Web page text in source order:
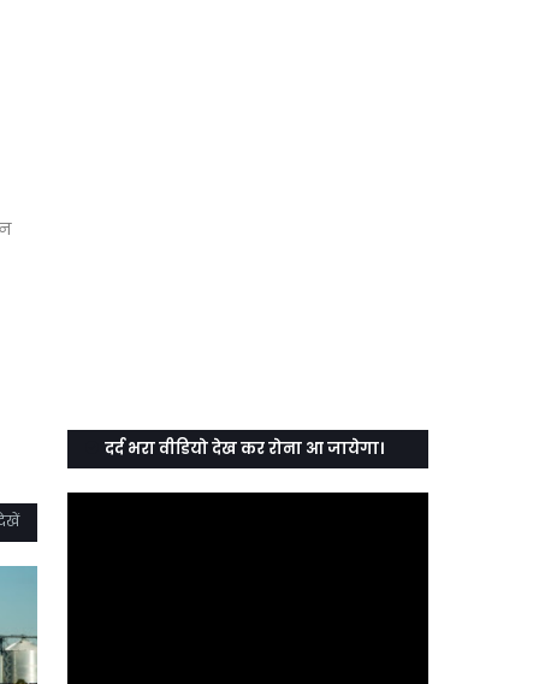
दर्द भरा वीडियो देख कर रोना आ जायेगा।